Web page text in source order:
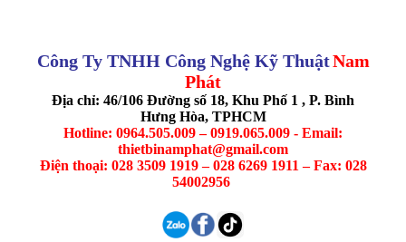
Công Ty TNHH Công Nghệ Kỹ ThuậtNam
Phát
Địa chỉ: 46/106 Đường số 18, Khu Phố 1 , P. Bình
Hưng Hòa, TPHCM
Hotline: 0964.505.009 – 0919.065.009 - Email:
thietbinamphat@gmail.com
Điện thoại: 028 3509 1919 – 028 6269 1911 – Fax: 028
54002956